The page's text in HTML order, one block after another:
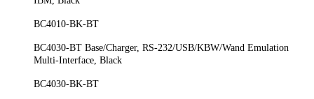
BC4010-BK-BT
BC4030-BT Base/Charger, RS-232/USB/KBW/Wand Emulation
Multi-Interface, Black
BC4030-BK-BT